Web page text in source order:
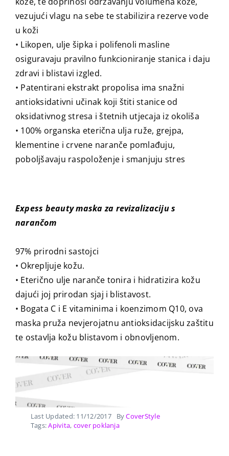
vezujući vlagu na sebe te stabilizira rezerve vode
u koži
• Likopen, ulje šipka i polifenoli masline
osiguravaju pravilno funkcioniranje stanica i daju
zdravi i blistavi izgled.
• Patentirani ekstrakt propolisa ima snažni
antioksidativni učinak koji štiti stanice od
oksidativnog stresa i štetnih utjecaja iz okoliša
• 100% organska eterična ulja ruže, grejpa,
klementine i crvene naranče pomlađuju,
poboljšavaju raspoloženje i smanjuju stres
Expess beauty maska za revizalizaciju s
narančom
97% prirodni sastojci
• Okrepljuje kožu.
• Eterično ulje naranče tonira i hidratizira kožu
dajući joj prirodan sjaj i blistavost.
• Bogata C i E vitaminima i koenzimom Q10, ova
maska pruža nevjerojatnu antioksidacijsku zaštitu
te ostavlja kožu blistavom i obnovljenom.
Last Updated: 11/12/2017 ByCoverStyle
Tags:Apivita, cover poklanja